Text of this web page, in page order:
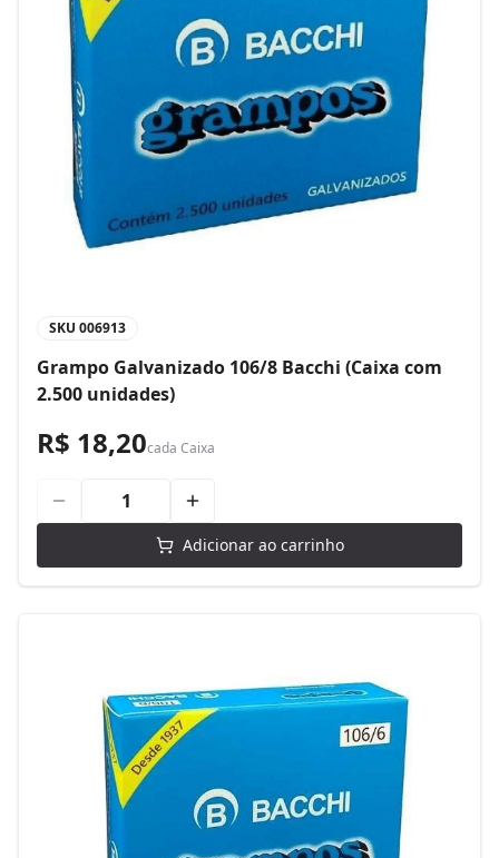
SKU 006913
Grampo Galvanizado 106/8 Bacchi (Caixa com
2.500 unidades)
R$ 18,20cada Caixa
Adicionar ao carrinho